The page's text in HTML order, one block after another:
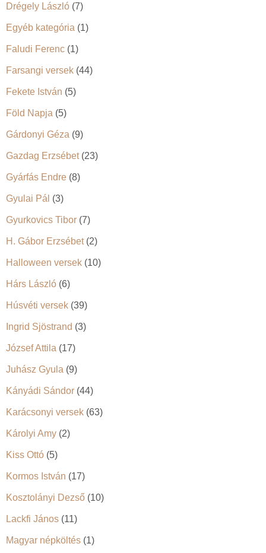
Drégely László (7)
Egyéb kategória (1)
Faludi Ferenc (1)
Farsangi versek (44)
Fekete István (5)
Föld Napja (5)
Gárdonyi Géza (9)
Gazdag Erzsébet(23)
Gyárfás Endre (8)
Gyulai Pál (3)
Gyurkovics Tibor (7)
H. Gábor Erzsébet(2)
Halloween versek (10)
Hárs László (6)
Húsvéti versek (39)
Ingrid Sjöstrand (3)
József Attila (17)
Juhász Gyula (9)
Kányádi Sándor (44)
Karácsonyi versek (63)
Károlyi Amy (2)
Kiss Ottó (5)
Kormos István (17)
Kosztolányi Dezső (10)
Lackfi János (11)
Magyar népköltés (1)